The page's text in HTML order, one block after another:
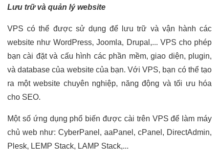
Lưu trữ và quản lý website
VPS có thể được sử dụng để lưu trữ và vận hành các
website như WordPress, Joomla, Drupal,... VPS cho phép
bạn cài đặt và cấu hình các phần mềm, giao diện, plugin,
và database của website của bạn. Với VPS, bạn có thể tạo
ra một website chuyên nghiệp, năng động và tối ưu hóa
cho SEO.
Một số ứng dụng phổ biến được cài trên VPS để làm máy
chủ web như: CyberPanel, aaPanel, cPanel, DirectAdmin,
Plesk, LEMP Stack, LAMP Stack,...